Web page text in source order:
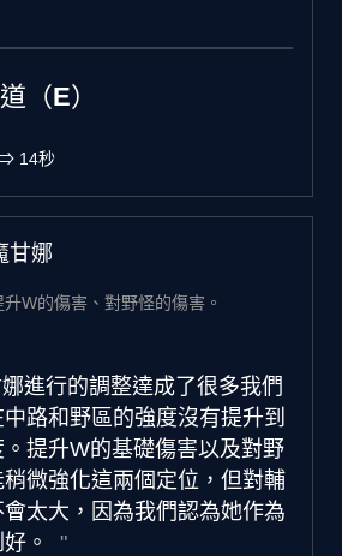
（E）
⇒ 14秒
甘娜
升W的傷害、對野怪的傷害。
進行的調整達成了很多我們
路和野區的強度沒有提升到
提升W的基礎傷害以及對野
微強化這兩個定位，但對輔
太大，因為我們認為她作為
。